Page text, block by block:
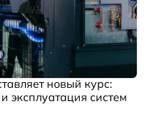
новый курс:
эксплуатация систем